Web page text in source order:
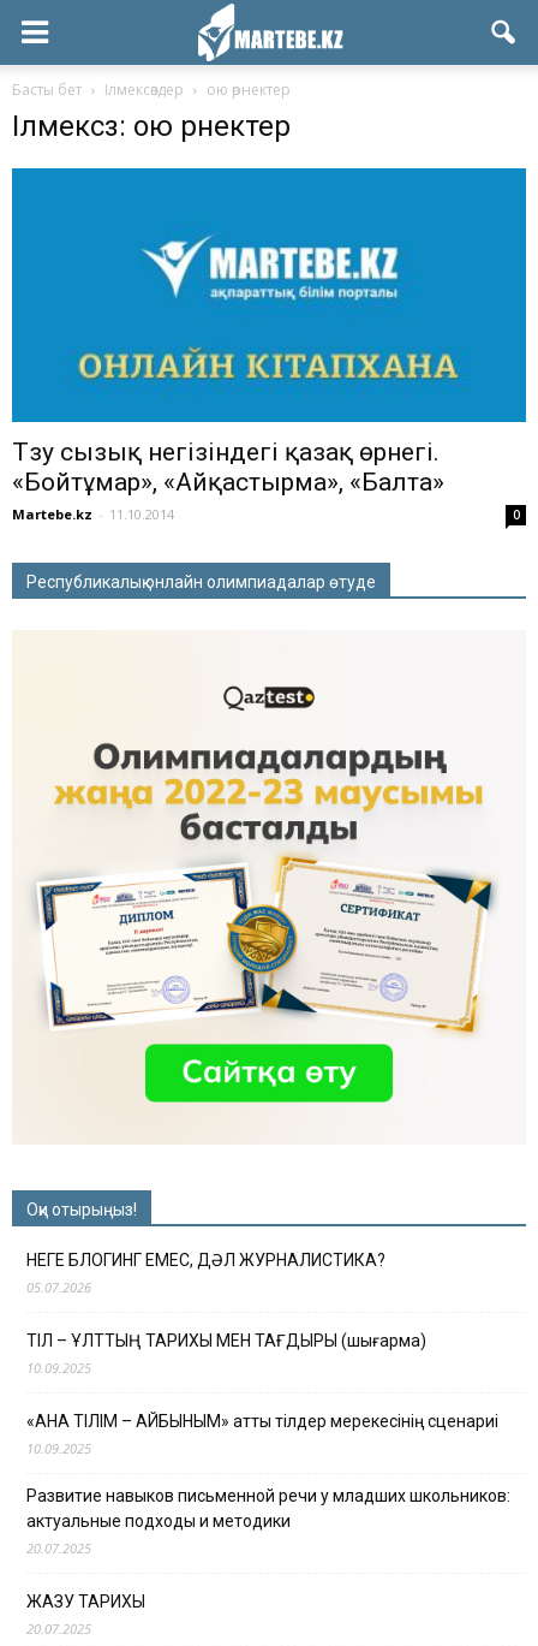
Басты бет Ілмексөздер ою өрнектер
Ілмексөз: ою өрнектер
Түзу сызық негізіндегі қазақ өрнегі.
«Бойтұмар», «Айқастырма», «Балта»
Martebe.kz - 11.10.2014 0
Республикалық онлайн олимпиадалар өтуде
Оқи отырыңыз!
НЕГЕ БЛОГИНГ ЕМЕС, ДӘЛ ЖУРНАЛИСТИКА?
05.07.2026
ТІЛ – ҰЛТТЫҢ ТАРИХЫ МЕН ТАҒДЫРЫ (шығарма)
10.09.2025
«АНА ТІЛІМ – АЙБЫНЫМ» атты тілдер мерекесінің сценариі
10.09.2025
Развитие навыков письменной речи у младших школьников:
актуальные подходы и методики
20.07.2025
ЖАЗУ ТАРИХЫ
20.07.2025